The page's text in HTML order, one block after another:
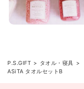
P.S.GIFT タオル・寝具
ASiTA タオルセットB